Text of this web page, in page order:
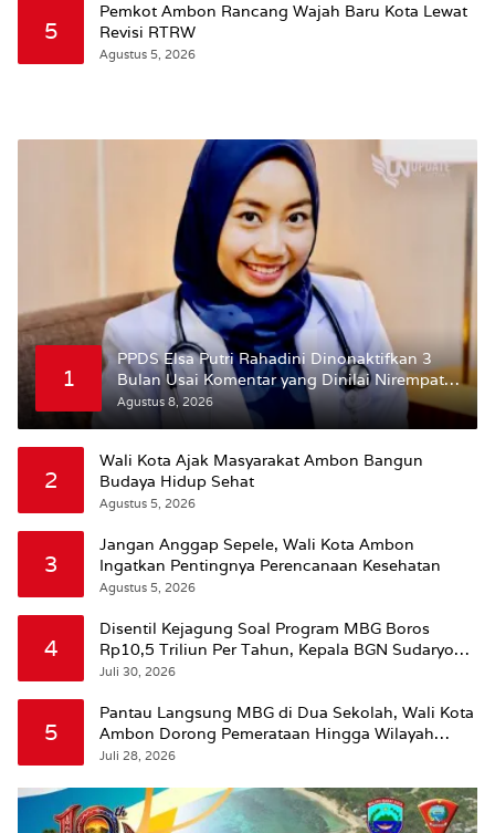
5
Pemkot Ambon Rancang Wajah Baru Kota Lewat
Revisi RTRW
Agustus 5, 2026
1
PPDS Elsa Putri Rahadini Dinonaktifkan 3
Bulan Usai Komentar yang Dinilai Nirempati
ke Pasien BPJS
Agustus 8, 2026
2
Wali Kota Ajak Masyarakat Ambon Bangun
Budaya Hidup Sehat
Agustus 5, 2026
3
Jangan Anggap Sepele, Wali Kota Ambon
Ingatkan Pentingnya Perencanaan Kesehatan
Agustus 5, 2026
4
Disentil Kejagung Soal Program MBG Boros
Rp10,5 Triliun Per Tahun, Kepala BGN Sudaryono
Beri Penjelasan
Juli 30, 2026
5
Pantau Langsung MBG di Dua Sekolah, Wali Kota
Ambon Dorong Pemerataan Hingga Wilayah
Leitimur Selatan
Juli 28, 2026